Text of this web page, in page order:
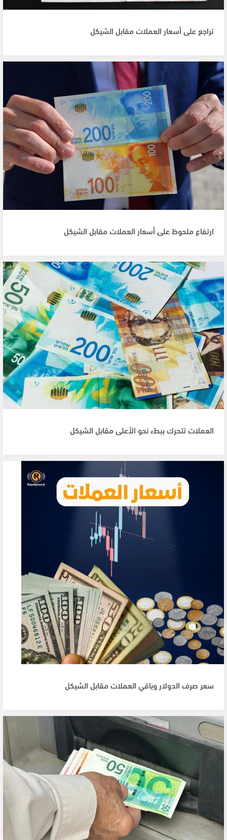
تراجع على أسعار العملات مقابل الشيكل
ارتفاع ملحوظ على أسعار العملات مقابل الشيكل
العملات تتحرك ببطء نحو الأعلى مقابل الشيكل
سعر صرف الدولار وباقي العملات مقابل الشيكل